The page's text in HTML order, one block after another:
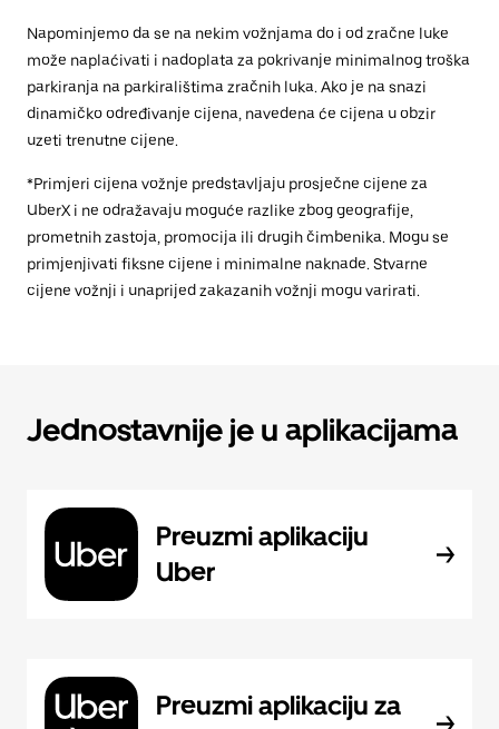
Napominjemo da se na nekim vožnjama do i od zračne luke
može naplaćivati i nadoplata za pokrivanje minimalnog troška
parkiranja na parkiralištima zračnih luka. Ako je na snazi
dinamičko određivanje cijena, navedena će cijena u obzir
uzeti trenutne cijene.
*Primjeri cijena vožnje predstavljaju prosječne cijene za
UberX i ne odražavaju moguće razlike zbog geografije,
prometnih zastoja, promocija ili drugih čimbenika. Mogu se
primjenjivati fiksne cijene i minimalne naknade. Stvarne
cijene vožnji i unaprijed zakazanih vožnji mogu varirati.
Jednostavnije je u aplikacijama
Preuzmi aplikaciju
Uber
Preuzmi aplikaciju za